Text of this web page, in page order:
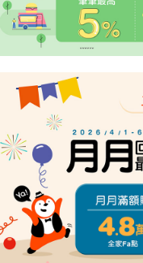
【注意事項】
１．透過由恩沛科技股份有
易，需依本服務之必要範圍
權轉讓予恩沛科技股份有限
https://aftee.tw/terms/#terms3
３．未成年的使用者請事先
「AFTEE先享後付」，若未
４．使用「AFTEE先享後
時審查核予不同之上限額度
請求用戶進行身份認證。
５．嚴禁一人註冊多個帳號
恩沛科技股份有限公司將有